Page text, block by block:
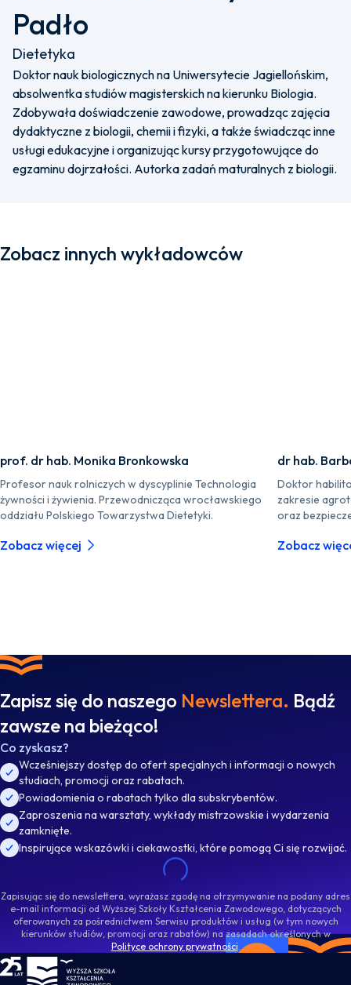
Padło
Dietetyka
Doktor nauk biologicznych na Uniwersytecie Jagiellońskim,
absolwentka studiów magisterskich na kierunku Biologia.
Zdobywała doświadczenie zawodowe, prowadząc zajęcia
dydaktyczne z biologii, chemii i fizyki, a także świadcząc inne
usługi edukacyjne i organizując kursy przygotowujące do
egzaminu dojrzałości. Autorka zadań maturalnych z biologii.
Zobacz innych wykładowców
prof. dr hab. Monika Bronkowska
Profesor nauk rolniczych w dyscyplinie Technologia
żywności i żywienia. Przewodnicząca wrocławskiego
oddziału Polskiego Towarzystwa Dietetyki.
Zobacz więcej
dr hab.
Doktor
zakresie
oraz
Zobacz
Zapisz się do naszego Newslettera. Bądź
zawsze na bieżąco!
Co zyskasz?
Wcześniejszy dostęp do ofert specjalnych i informacji o nowych
studiach, promocji oraz rabatach.
Powiadomienia o rabatach tylko dla subskrybentów.
Zaproszenia na warsztaty, wykłady mistrzowskie i wydarzenia
zamknięte.
Inspirujące wskazówki i ciekawostki, które pomogą Ci się rozwijać.
Zapisując się do newslettera, wyrażasz zgodę na otrzymywanie na podany adres
e-mail informacji od Wyższej Szkoły Kształcenia Zawodowego, dotyczących
oferowanych za pośrednictwem Serwisu produktów i usług (w tym nowych
kierunków studiów, promocji oraz rabatów) na zasadach określonych w
Polityce ochrony prywatności.
WSKZ - strona główna